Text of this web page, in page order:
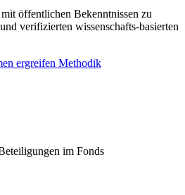
öffentlichen Bekenntnissen zu
verifizierten wissenschafts-basierten
ergreifen Methodik
im Fonds